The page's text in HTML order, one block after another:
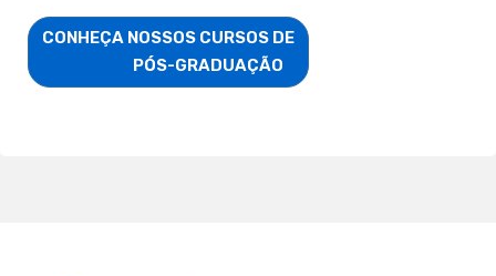
CONHEÇA NOSSOS CURSOS DE
                        PÓS-GRADUAÇÃO